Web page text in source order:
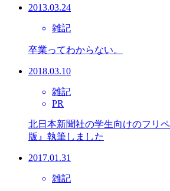
2013.03.24
雑記
卒業ってわからない。
2018.03.10
雑記
PR
北日本新聞社の学生向けのフリペ
版』執筆しました
2017.01.31
雑記